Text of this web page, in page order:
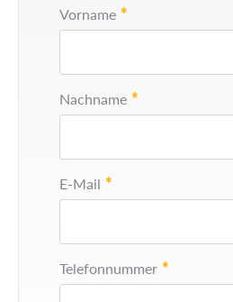
Vorname *
Nachname *
E-Mail *
Telefonnummer *